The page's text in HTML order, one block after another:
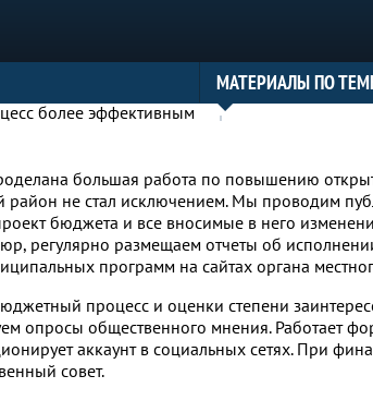
МАТЕРИАЛЫ ПО
большая работа по повышению
район не стал исключением. Мы проводим
бюджета и все вносимые в него
регулярно размещаем отчеты об
программ на сайтах органа
процесс и оценки степени
опросы общественного мнения. Работает
аккаунт в социальных сетях. При
совет.